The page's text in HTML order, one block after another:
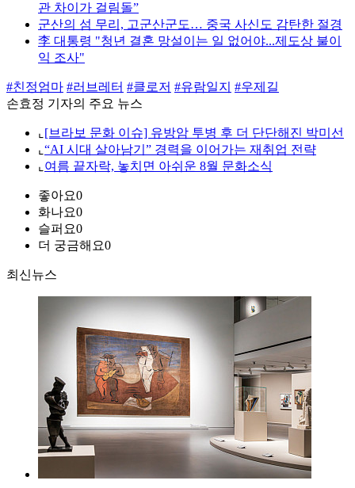
관 차이가 걸림돌”
군산의 섬 무리, 고군산군도… 중국 사신도 감탄한 절경
李 대통령 "청년 결혼 망설이는 일 없어야...제도상 불이
익 조사"
#친정엄마 #러브레터 #클로저 #유람일지 #우제길
손효정 기자의 주요 뉴스
⌞ [브라보 문화 이슈] 유방암 투병 후 더 단단해진 박미선
⌞ “AI 시대 살아남기” 경력을 이어가는 재취업 전략
⌞ 여름 끝자락, 놓치면 아쉬운 8월 문화소식
좋아요0
화나요0
슬퍼요0
더 궁금해요0
최신뉴스